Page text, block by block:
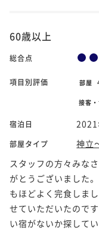
60歳以上
総合点
項目別評価 部屋
接客
宿泊日 2021
部屋タイプ
神立
スタッフの方々みな
がとうございました
もほどよく完食しま
せていただいたので
い宿がないか探して